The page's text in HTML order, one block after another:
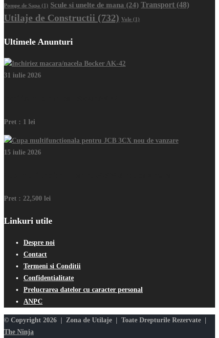
Pompe de Sapa (1) Scule si unelte de mana (24) Transport (48)
Utilaje de Constructii (732) Vole (1)
Ultimele Anunturi
31 iulie 2026
Pret : 1 lei
15 iulie 2026
Pret : 22,500 lei
Linkuri utile
Despre noi
Contact
Termeni si Conditii
Confidentialitate
Prelucrarea datelor cu caracter personal
ANPC
© Copyright 2026 | Zona de Utilaje | Toate Drepturile Rezervate |
The Ninja